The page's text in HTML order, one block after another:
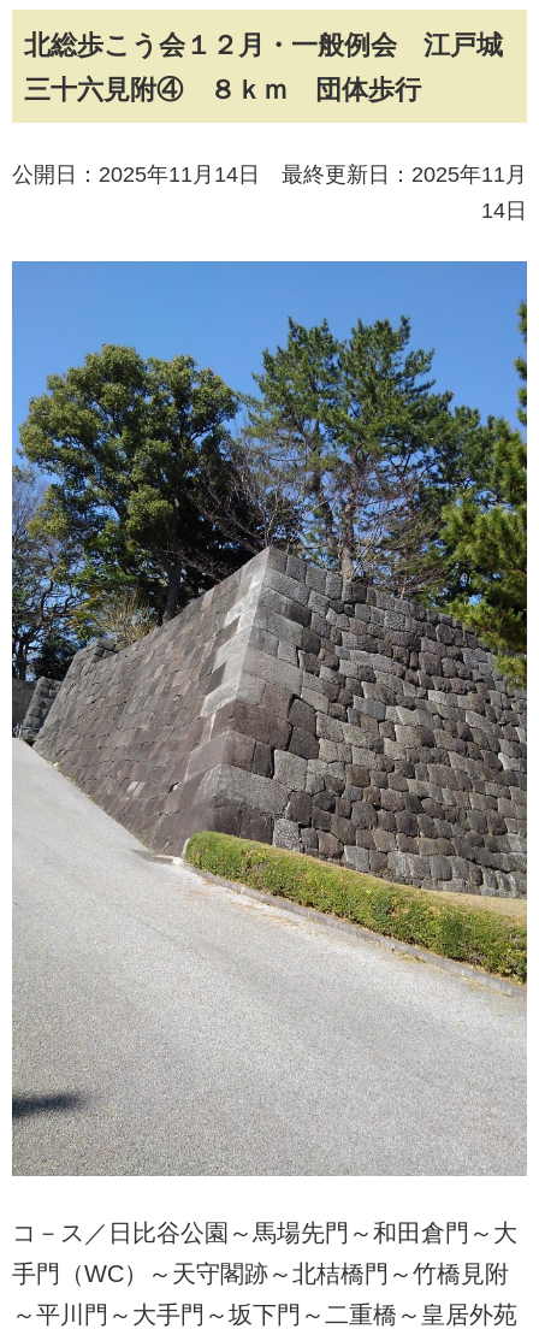
北総歩こう会１２月・一般例会 江戸城
三十六見附④ ８ｋｍ 団体歩行
公開日：2025年11月14日 最終更新日：2025年11月
14日
コ－ス／日比谷公園～馬場先門～和田倉門～大
手門（WC）～天守閣跡～北桔橋門～竹橋見附
～平川門～大手門～坂下門～二重橋～皇居外苑